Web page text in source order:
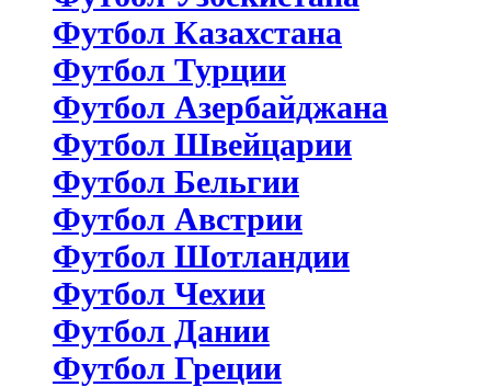
Футбол Казахстана
Футбол Турции
Футбол Азербайджана
Футбол Швейцарии
Футбол Бельгии
Футбол Австрии
Футбол Шотландии
Футбол Чехии
Футбол Дании
Футбол Греции